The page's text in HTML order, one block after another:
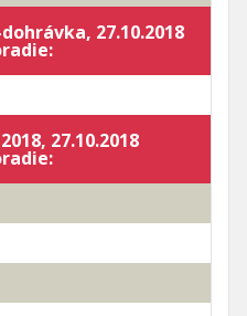
27.10.2018
27.10.2018